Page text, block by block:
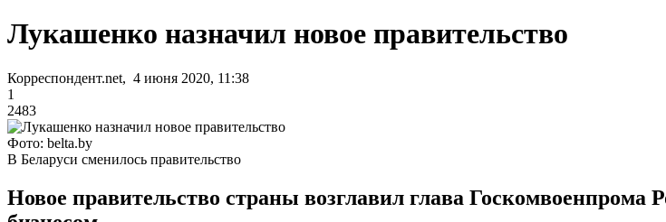
Лукашенко назначил новое правительство
Корреспондент.net, 4 июня 2020, 11:38
1
2483
Фото: belta.by
В Беларуси сменилось правительство
Новое правительство страны возглавил глава